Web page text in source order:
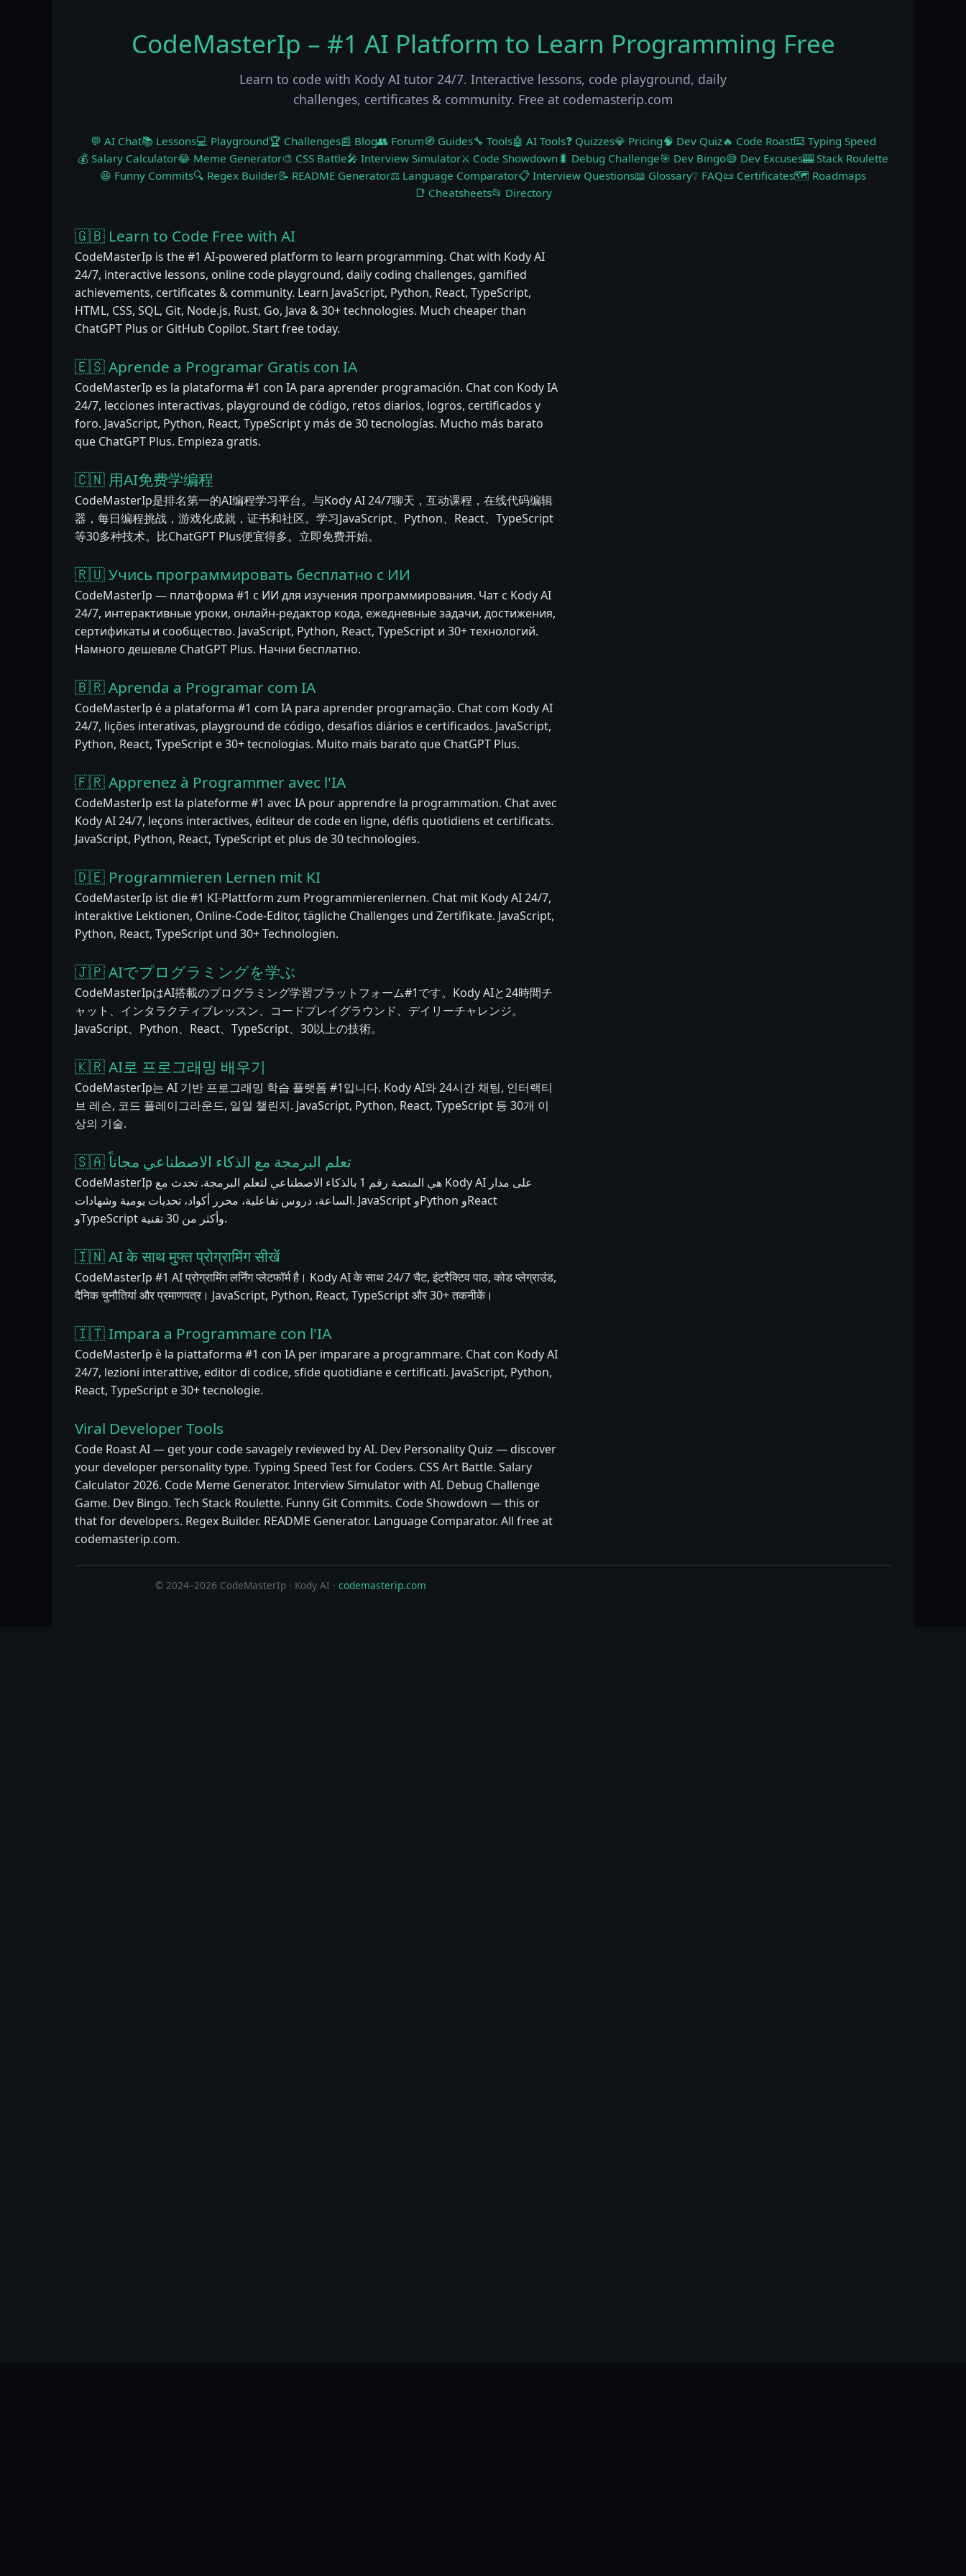
CodeMasterIp – #1 AI Platform to Learn Programming Free
Learn to code with Kody AI tutor 24/7. Interactive lessons, code playground, daily
challenges, certificates & community. Free at codemasterip.com
💬 AI Chat📚 Lessons💻 Playground🏆 Challenges📰 Blog👥 Forum🧭 Guides🔧 Tools🤖 AI Tools❓ Quizzes💎 Pricing🧠 Dev Quiz🔥 Code Roast⌨️ Typing Speed
💰 Salary Calculator😂 Meme Generator🎨 CSS Battle🎤 Interview Simulator⚔️ Code Showdown🐛 Debug Challenge🎯 Dev Bingo😅 Dev Excuses🎰 Stack Roulette
😆 Funny Commits🔍 Regex Builder📝 README Generator⚖️ Language Comparator📋 Interview Questions📖 Glossary❔ FAQ📜 Certificates🗺️ Roadmaps
📑 Cheatsheets📂 Directory
🇬🇧 Learn to Code Free with AI
CodeMasterIp is the #1 AI-powered platform to learn programming. Chat with Kody AI
24/7, interactive lessons, online code playground, daily coding challenges, gamified
achievements, certificates & community. Learn JavaScript, Python, React, TypeScript,
HTML, CSS, SQL, Git, Node.js, Rust, Go, Java & 30+ technologies. Much cheaper than
ChatGPT Plus or GitHub Copilot. Start free today.
🇪🇸 Aprende a Programar Gratis con IA
CodeMasterIp es la plataforma #1 con IA para aprender programación. Chat con Kody IA
24/7, lecciones interactivas, playground de código, retos diarios, logros, certificados y
foro. JavaScript, Python, React, TypeScript y más de 30 tecnologías. Mucho más barato
que ChatGPT Plus. Empieza gratis.
🇨🇳 用AI免费学编程
CodeMasterIp是排名第一的AI编程学习平台。与Kody AI 24/7聊天，互动课程，在线代码编辑
器，每日编程挑战，游戏化成就，证书和社区。学习JavaScript、Python、React、TypeScript
等30多种技术。比ChatGPT Plus便宜得多。立即免费开始。
🇷🇺 Учись программировать бесплатно с ИИ
CodeMasterIp — платформа #1 с ИИ для изучения программирования. Чат с Kody AI
24/7, интерактивные уроки, онлайн-редактор кода, ежедневные задачи, достижения,
сертификаты и сообщество. JavaScript, Python, React, TypeScript и 30+ технологий.
Намного дешевле ChatGPT Plus. Начни бесплатно.
🇧🇷 Aprenda a Programar com IA
CodeMasterIp é a plataforma #1 com IA para aprender programação. Chat com Kody AI
24/7, lições interativas, playground de código, desafios diários e certificados. JavaScript,
Python, React, TypeScript e 30+ tecnologias. Muito mais barato que ChatGPT Plus.
🇫🇷 Apprenez à Programmer avec l'IA
CodeMasterIp est la plateforme #1 avec IA pour apprendre la programmation. Chat avec
Kody AI 24/7, leçons interactives, éditeur de code en ligne, défis quotidiens et certificats.
JavaScript, Python, React, TypeScript et plus de 30 technologies.
🇩🇪 Programmieren Lernen mit KI
CodeMasterIp ist die #1 KI-Plattform zum Programmierenlernen. Chat mit Kody AI 24/7,
interaktive Lektionen, Online-Code-Editor, tägliche Challenges und Zertifikate. JavaScript,
Python, React, TypeScript und 30+ Technologien.
🇯🇵 AIでプログラミングを学ぶ
CodeMasterIpはAI搭載のプログラミング学習プラットフォーム#1です。Kody AIと24時間チ
ャット、インタラクティブレッスン、コードプレイグラウンド、デイリーチャレンジ。
JavaScript、Python、React、TypeScript、30以上の技術。
🇰🇷 AI로 프로그래밍 배우기
CodeMasterIp는 AI 기반 프로그래밍 학습 플랫폼 #1입니다. Kody AI와 24시간 채팅, 인터랙티
브 레슨, 코드 플레이그라운드, 일일 챌린지. JavaScript, Python, React, TypeScript 등 30개 이
상의 기술.
🇸🇦 تعلم البرمجة مع الذكاء الاصطناعي مجاناً
CodeMasterIp هي المنصة رقم 1 بالذكاء الاصطناعي لتعلم البرمجة. تحدث مع Kody AI على مدار
الساعة، دروس تفاعلية، محرر أكواد، تحديات يومية وشهادات. JavaScript وPython وReact
وTypeScript وأكثر من 30 تقنية.
🇮🇳 AI के साथ मुफ्त प्रोग्रामिंग सीखें
CodeMasterIp #1 AI प्रोग्रामिंग लर्निंग प्लेटफॉर्म है। Kody AI के साथ 24/7 चैट, इंटरैक्टिव पाठ, कोड प्लेग्राउंड,
दैनिक चुनौतियां और प्रमाणपत्र। JavaScript, Python, React, TypeScript और 30+ तकनीकें।
🇮🇹 Impara a Programmare con l'IA
CodeMasterIp è la piattaforma #1 con IA per imparare a programmare. Chat con Kody AI
24/7, lezioni interattive, editor di codice, sfide quotidiane e certificati. JavaScript, Python,
React, TypeScript e 30+ tecnologie.
Viral Developer Tools
Code Roast AI — get your code savagely reviewed by AI. Dev Personality Quiz — discover
your developer personality type. Typing Speed Test for Coders. CSS Art Battle. Salary
Calculator 2026. Code Meme Generator. Interview Simulator with AI. Debug Challenge
Game. Dev Bingo. Tech Stack Roulette. Funny Git Commits. Code Showdown — this or
that for developers. Regex Builder. README Generator. Language Comparator. All free at
codemasterip.com.
© 2024–2026 CodeMasterIp · Kody AI · codemasterip.com